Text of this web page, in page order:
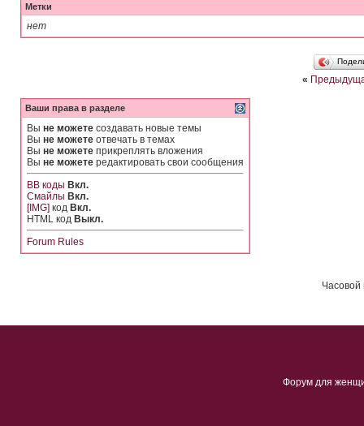
Метки
нет
«
Ваши права в разделе
Вы не можете создавать новые темы
Вы не можете отвечать в темах
Вы не можете прикреплять вложения
Вы не можете редактировать свои сообщения
BB коды Вкл.
Смайлы Вкл.
[IMG] код Вкл.
HTML код Выкл.
Forum Rules
Часовой
Форум для